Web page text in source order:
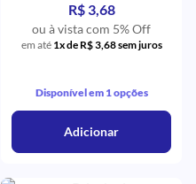
R$ 3,68
ou à vista com 5% Off
em até 1x de R$ 3,68 sem juros
Disponível em 1 opções
Adicionar